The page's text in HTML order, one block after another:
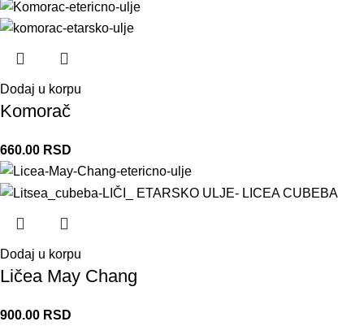
Dodaj u korpu
Komorač
660.00 RSD
Dodaj u korpu
Ličea May Chang
900.00 RSD